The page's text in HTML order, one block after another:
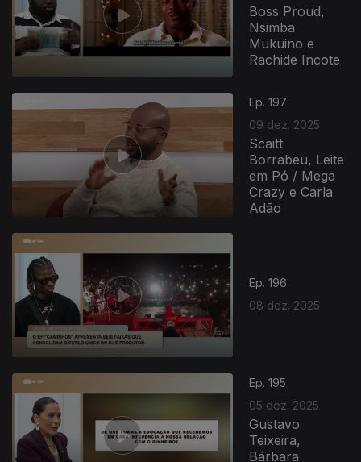
Boss Proud,
Nsimba
Mukuino e
Rachide Incote
Ep. 197
09 dez. 2025
Scaitt
Borrabeu, Leite
em Pó / Mega
Crazy e Carla
Adão
Ep. 196
08 dez. 2025
Ep. 195
05 dez. 2025
Gustavo
Teixeira,
Bárbara
893995